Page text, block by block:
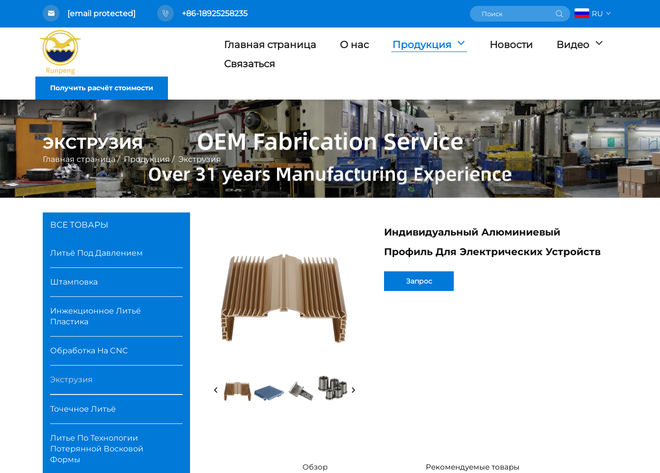
[email protected] +86-18925258235 RU
Главная страница О нас Продукция Новости
Видео
Связаться
Получить расчёт стоимости
ЭКСТРУЗИЯ
Главная страница/Продукция/ Экструзия
ВСЕ ТОВАРЫ
Литьё Под Давлением
Штамповка
Инжекционное Литьё
Пластика
Обработка На CNC
Экструзия
Точечное Литьё
Литье По Технологии
Потерянной Восковой
Формы
Индивидуальный Алюминиевый
Профиль Для Электрических Устройств
Запрос
Обзор Рекомендуемые товары